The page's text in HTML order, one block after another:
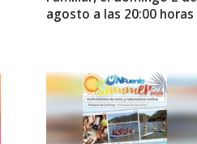
agosto a las 20:00 horas